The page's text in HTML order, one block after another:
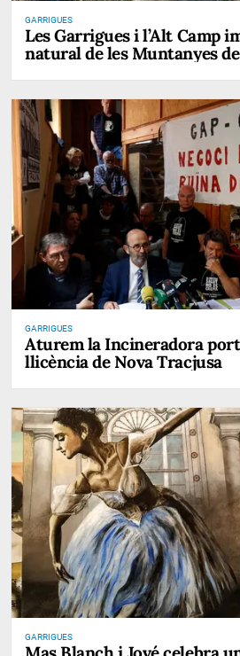
GARRIGUES
Les Garrigues i l’Alt Camp
natural de les Muntanyes
GARRIGUES
Aturem la Incineradora
llicència de Nova Tracjusa
GARRIGUES